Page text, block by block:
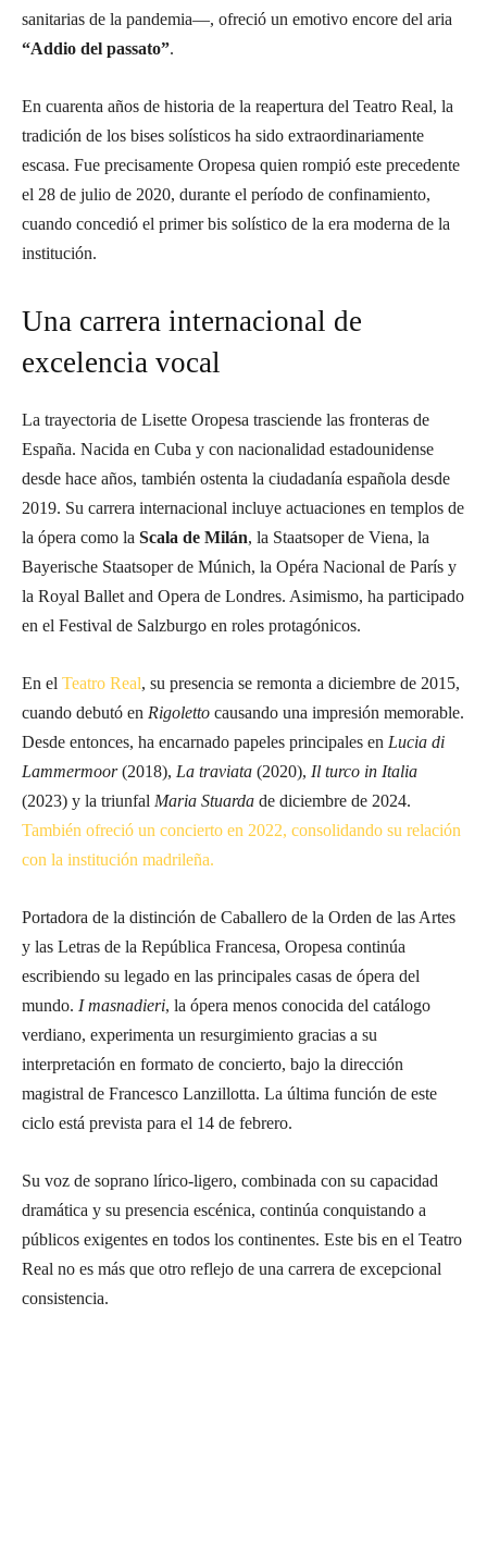
sanitarias de la pandemia—, ofreció un emotivo encore del aria
“Addio del passato”.
En cuarenta años de historia de la reapertura del Teatro Real, la
tradición de los bises solísticos ha sido extraordinariamente
escasa. Fue precisamente Oropesa quien rompió este precedente
el 28 de julio de 2020, durante el período de confinamiento,
cuando concedió el primer bis solístico de la era moderna de la
institución.
Una carrera internacional de
excelencia vocal
La trayectoria de Lisette Oropesa trasciende las fronteras de
España. Nacida en Cuba y con nacionalidad estadounidense
desde hace años, también ostenta la ciudadanía española desde
2019. Su carrera internacional incluye actuaciones en templos de
la ópera como la Scala de Milán, la Staatsoper de Viena, la
Bayerische Staatsoper de Múnich, la Opéra Nacional de París y
la Royal Ballet and Opera de Londres. Asimismo, ha participado
en el Festival de Salzburgo en roles protagónicos.
En el Teatro Real, su presencia se remonta a diciembre de 2015,
cuando debutó en Rigoletto causando una impresión memorable.
Desde entonces, ha encarnado papeles principales en Lucia di
Lammermoor(2018), La traviata (2020), Il turco in Italia
(2023) y la triunfal Maria Stuarda de diciembre de 2024.
También ofreció un concierto en 2022, consolidando su relación
con la institución madrileña.
Portadora de la distinción de Caballero de la Orden de las Artes
y las Letras de la República Francesa, Oropesa continúa
escribiendo su legado en las principales casas de ópera del
mundo. I masnadieri, la ópera menos conocida del catálogo
verdiano, experimenta un resurgimiento gracias a su
interpretación en formato de concierto, bajo la dirección
magistral de Francesco Lanzillotta. La última función de este
ciclo está prevista para el 14 de febrero.
Su voz de soprano lírico-ligero, combinada con su capacidad
dramática y su presencia escénica, continúa conquistando a
públicos exigentes en todos los continentes. Este bis en el Teatro
Real no es más que otro reflejo de una carrera de excepcional
consistencia.